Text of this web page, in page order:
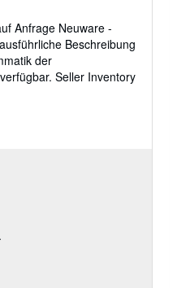
Anfrage Neuware -
Beschreibung
der
Seller Inventory